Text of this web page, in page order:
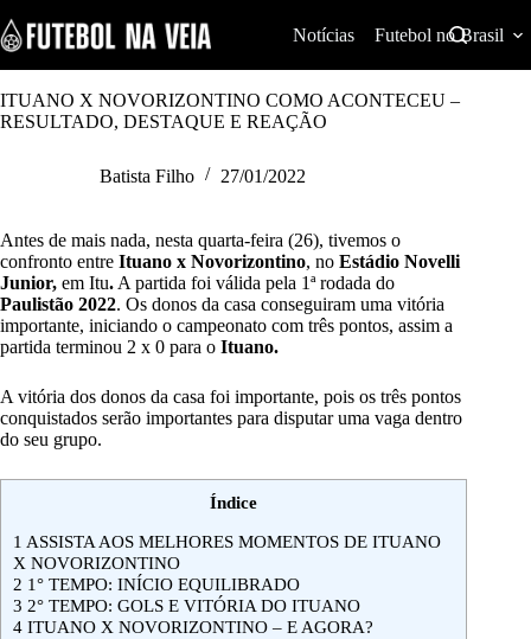
k
i
p
t
o
n
t
Notícias Futebol no Brasil
ITUANO X NOVORIZONTINO COMO ACONTECEU –
RESULTADO, DESTAQUE E REAÇÃO
Batista Filho 27/01/2022
Antes de mais nada, nesta quarta-feira (26), tivemos o
confronto entre Ituano x Novorizontino, no Estádio Novelli
Junior, em Itu. A partida foi válida pela 1ª rodada do
Paulistão 2022. Os donos da casa conseguiram uma vitória
importante, iniciando o campeonato com três pontos, assim a
partida terminou 2 x 0 para o Ituano.
A vitória dos donos da casa foi importante, pois os três pontos
conquistados serão importantes para disputar uma vaga dentro
do seu grupo.
Índice
1 ASSISTA AOS MELHORES MOMENTOS DE ITUANO
X NOVORIZONTINO
2 1° TEMPO: INÍCIO EQUILIBRADO
3 2° TEMPO: GOLS E VITÓRIA DO ITUANO
4 ITUANO X NOVORIZONTINO – E AGORA?